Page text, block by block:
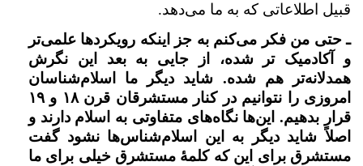
قبیل اطلاعاتی که به ما می‌دهد.
ـ حتی من فکر می‌کنم به جز اینکه رویکردها علمی‌تر
و آکادمیک تر شده، از جایی به بعد این نگرش
همدلانه‌تر هم شده. شاید دیگر ما اسلام‌شناسان
امروزی را نتوانیم در کنار مستشرقان قرن ۱۸ و ۱۹
قرار بدهیم. این‌ها نگاه‌های متفاوتی به اسلام دارند و
اصلاً شاید دیگر به این اسلام‌شناس‌ها نشود گفت
مستشرق برای این که کلمهٔ مستشرق خیلی برای ما